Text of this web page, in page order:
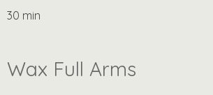
30 min
Wax Full Arms